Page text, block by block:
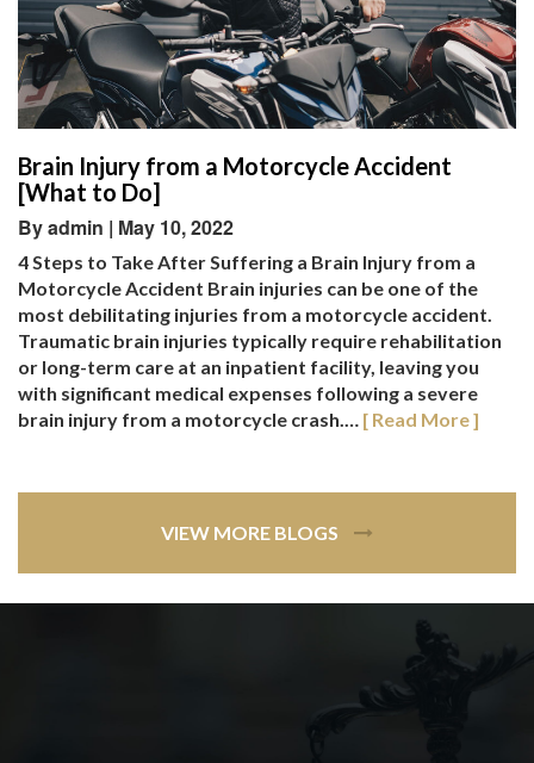
Brain Injury from a Motorcycle Accident
[What to Do]
By admin | May 10, 2022
4 Steps to Take After Suffering a Brain Injury from a
Motorcycle Accident Brain injuries can be one of the
most debilitating injuries from a motorcycle accident.
Traumatic brain injuries typically require rehabilitation
or long-term care at an inpatient facility, leaving you
with significant medical expenses following a severe
brain injury from a motorcycle crash.… [ Read More ]
VIEW MORE BLOGS